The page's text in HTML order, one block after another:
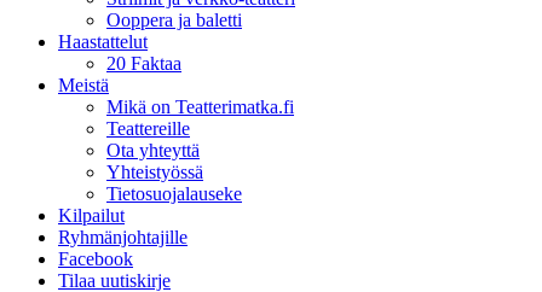
Ooppera ja baletti
Haastattelut
20 Faktaa
Meistä
Mikä on Teatterimatka.fi
Teattereille
Ota yhteyttä
Yhteistyössä
Tietosuojalauseke
Kilpailut
Ryhmänjohtajille
Facebook
Tilaa uutiskirje